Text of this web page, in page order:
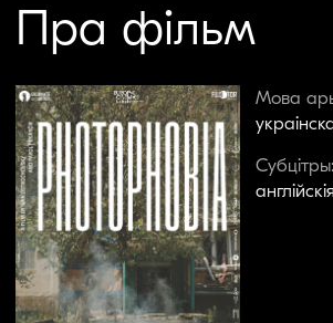
дванаццацігадовы Нікі і яго сям'я прыбываюць
на станцыю харкаўскага метро, каб укрыцца
сонечнае святло — сінонім смяротнай
небяспекі, і хлопчыку не дазваляюць пакідаць
станцыю і бясконцае свячэнне неону ў метро.
Блукаючы сярод пакінутых вагонаў і
перапоўненых платформ, Нікі сустракае
адзінаццацігадовую Віку — і адкрывае для
сябе новы свет. Умацоўваючы сваю сувязь,
дзеці знаходзяць смеласць зноў адчуць
прамяні сонца на сваіх тварах.